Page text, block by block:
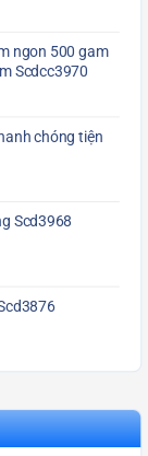
ngon 500 gam
Scdcc3970
chóng tiện
Scd3968